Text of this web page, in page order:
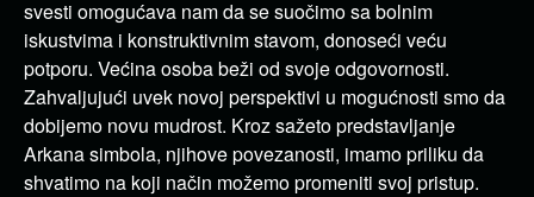
svesti omogućava nam da se suočimo sa bolnim
iskustvima i konstruktivnim stavom, donoseći veću
potporu. Većina osoba beži od svoje odgovornosti.
Zahvaljujući uvek novoj perspektivi u mogućnosti smo da
dobijemo novu mudrost. Kroz sažeto predstavljanje
Arkana simbola, njihove povezanosti, imamo priliku da
shvatimo na koji način možemo promeniti svoj pristup.